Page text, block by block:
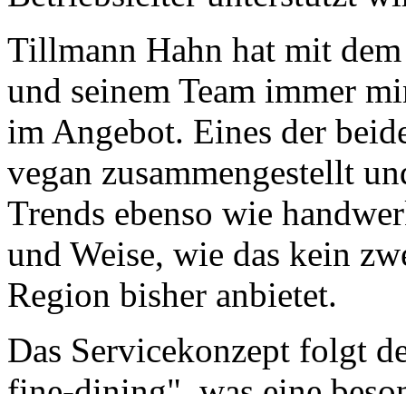
Tillmann Hahn hat mit
und seinem Team immer
im Angebot. Eines der
vegan zusammengestellt
Trends ebenso wie
und Weise, wie das kein
Region bisher anbietet.
Das Servicekonzept folgt